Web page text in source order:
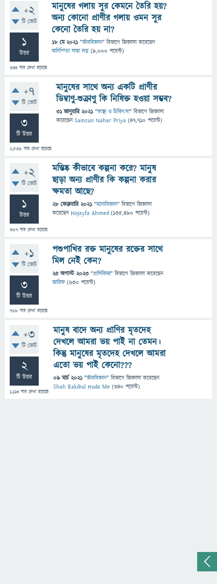
+2
টি ভোট
1
উত্তর
344 বার দেখা হয়েছে
মানুষের গলায় সুর কেমনে তৈরি হয়?
অন্য কোনো প্রাণীর গলায় ওমন সুর
কেনো তৈরি হয় না?
18 মে 2021 "জীববিজ্ঞান" বিভাগে জিজ্ঞাসাকরেছেন
অনিন্দিতা সাহা লগ্ন (9,000 পয়েন্ট)
+7
টি ভোট
3
টি উত্তর
2,539 বার দেখা হয়েছে
মানুষের সাথে অন্য একটি প্রাণীর
ডিম্বাণু-শুক্রাণু কি নিষিক্ত হওয়া সম্ভব?
31 জানুয়ারি 2021 "স্বাস্থ্য ও চিকিৎসা" বিভাগে জিজ্ঞাসা
করেছেনSamsun Nahar Priya (47,710 পয়েন্ট)
+2
টি ভোট
1
উত্তর
387 বার দেখা হয়েছে
মস্তিষ্ক কীভাবে কল্পনা করে? মানুষ
ছাড়া অন্য প্রাণীর কি কল্পনা করার
ক্ষমতা আছে?
28 ফেব্রুয়ারি 2021 "মনোবিজ্ঞান" বিভাগে জিজ্ঞাসা
করেছেনHojayfa Ahmed (135,490 পয়েন্ট)
+1
টি ভোট
3
টি উত্তর
768 বার দেখা হয়েছে
পশুপাখির রক্ত মানুষের রক্তের সাথে
মিল নেই কেন?
25 অগাস্ট 2023 "প্রাণিবিদ্যা" বিভাগে জিজ্ঞাসাকরেছেন
জারিফ (630 পয়েন্ট)
+3
টি ভোট
2
টি উত্তর
1,114 বার দেখা হয়েছে
মানুষ বাদে অন্য প্রাণির মৃতদেহ
দেখলে আমরা ভয় পাই না তেমন।
কিন্তু মানুষের মৃতদেহ দেখলে আমরা
এতো ভয় পাই কেনো???
09 মার্চ 2021 "জীববিজ্ঞান" বিভাগে জিজ্ঞাসাকরেছেন
Shah Rakibul Huda Me (340 পয়েন্ট)